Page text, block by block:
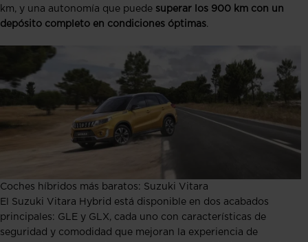
km, y una autonomía que puede superar los 900 km con un
depósito completo en condiciones óptimas.
Coches híbridos más baratos: Suzuki Vitara
El Suzuki Vitara Hybrid está disponible en dos acabados
principales: GLE y GLX, cada uno con características de
seguridad y comodidad que mejoran la experiencia de